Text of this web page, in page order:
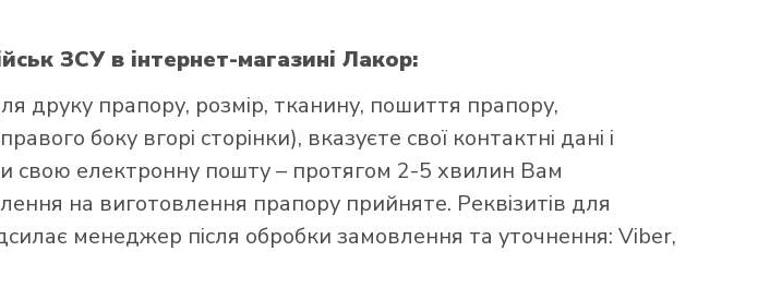
ЗСУ в інтернет-магазині Лакор:
друку прапору, розмір, тканину, пошиття прапору,
боку вгорі сторінки), вказуєте свої контактні дані і
свою електронну пошту – протягом 2-5 хвилин Вам
на виготовлення прапору прийняте. Реквізитів для
менеджер після обробки замовлення та уточнення: Viber,